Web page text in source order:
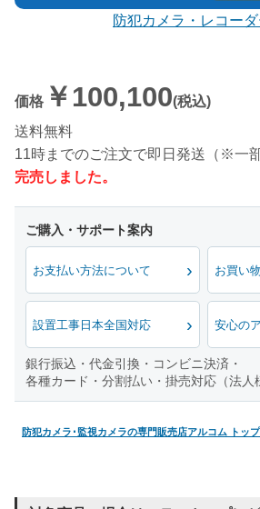
防犯カメラ・レコー
価格 ￥100,100(税込)
送料無料
11時までのご注文で即日発送（※一部
完売しました。
お支払い方法について お買い
設置工事日本全国対応 安心の
銀行振込・代金引換・コンビニ決済・
各種カード・分割払い・掛売対応（法人
防犯カメラ･監視カメラの専門販売店アルコム トップ